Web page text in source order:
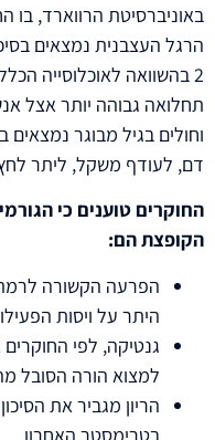
באוניברסיטת הרווארד, בו
הרגל העצבנית נמצאים
2 בהשוואה לאוכלוסייה
תחלואה גבוהה יותר אצל
וחולים בגיל מבוגר נמצאים
דם, לעודף משקל, ליתר
החוקרים טוענים כי
הקופצת הם:
הפרעה הקשורה לרמת
היתר על ויסות
למצוא הורה הסובל
הריון מגביר את
בטרימסטר האחרון.